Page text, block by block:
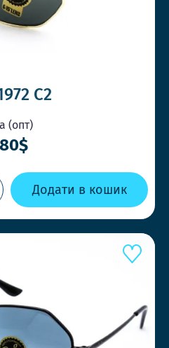
С2
(опт)
Додати в кошик
отримували
своїх клієнтів.